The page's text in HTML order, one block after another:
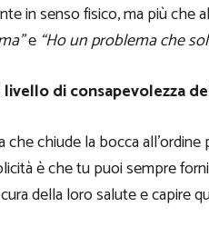
in senso fisico, ma più
e “Ho un problema che
di consapevolezza
chiude la bocca
è che tu puoi sempre
della loro salute e capire